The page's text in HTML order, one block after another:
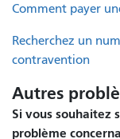
Comment payer
Recherchez un
contravention
Autres
Si vous souhaitez
problème